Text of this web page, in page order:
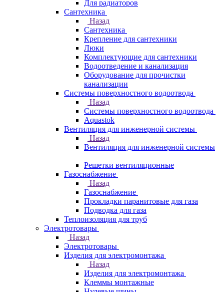
Для радиаторов
Сантехника
Назад
Сантехника
Крепление для сантехники
Люки
Комплектующие для сантехники
Водоотведение и канализация
Оборудование для прочистки
канализации
Системы поверхностного водоотвода
Назад
Системы поверхностного водоотвода
Aquastok
Вентиляция для инженерной системы
Назад
Вентиляция для инженерной системы
Решетки вентиляционные
Газоснабжение
Назад
Газоснабжение
Прокладки паранитовые для газа
Подводка для газа
Теплоизоляция для труб
Электротовары
Назад
Электротовары
Изделия для электромонтажа
Назад
Изделия для электромонтажа
Клеммы монтажные